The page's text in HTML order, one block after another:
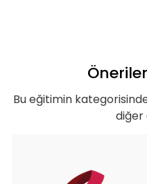
Bu eğitimin
diğer
kapsar.